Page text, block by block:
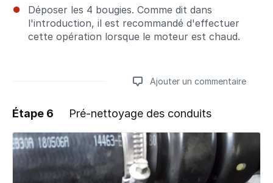
Déposer les 4 bougies. Comme dit dans
l'introduction, il est recommandé d'effectuer
cette opération lorsque le moteur est chaud.
Ajouter un commentaire
Ajouter un commentaire
Étape 6 Pré-nettoyage des conduits